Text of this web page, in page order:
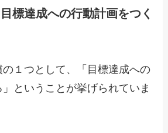
標達成への行動計画をつく
１つとして、「目標達成への
ということが挙げられていま